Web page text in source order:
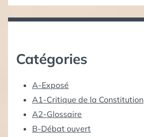
Catégories
A-Exposé
A1-Critique de la Constitution
A2-Glossaire
B-Débat ouvert